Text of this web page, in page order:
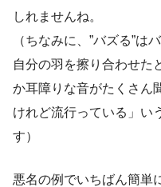
しれませんね。
（ちなみに、”バズる”は
自分の羽を擦り合わせた
か耳障りな音がたくさん
けれど流行っている」い
す）
悪名の例でいちばん簡単